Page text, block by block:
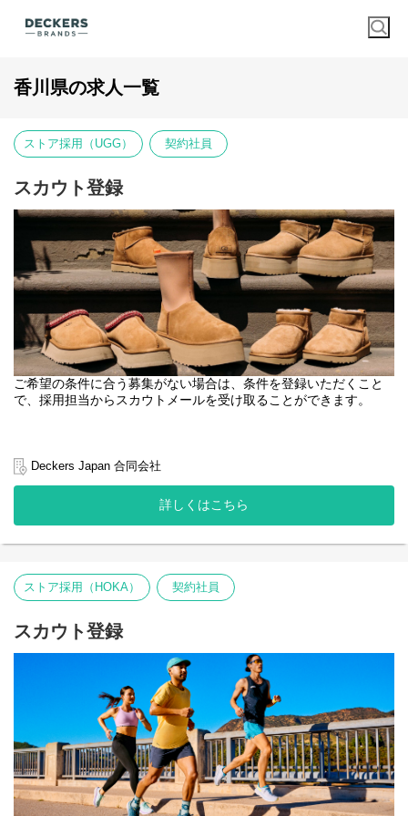
香川県の求人一覧
ストア採用（UGG） 契約社員
スカウト登録
ご希望の条件に合う募集がない場合は、条件を登録いただくこと
で、採用担当からスカウトメールを受け取ることができます。
Deckers Japan 合同会社
詳しくはこちら
ストア採用（HOKA） 契約社員
スカウト登録